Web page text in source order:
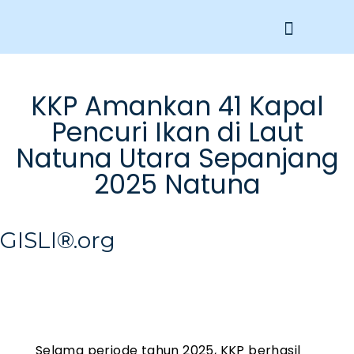
KKP Amankan 41 Kapal
Pencuri Ikan di Laut
Natuna Utara Sepanjang
2025 Natuna
GISLI®.org